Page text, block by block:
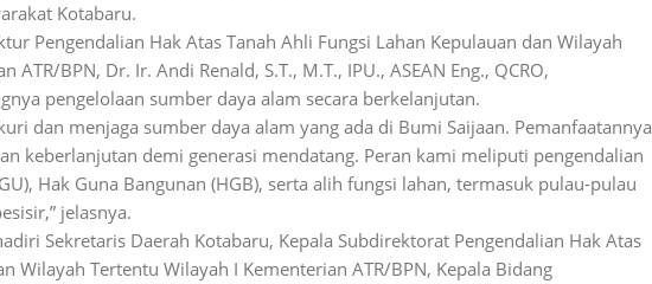
Kotabaru.
Pengendalian Hak Atas Tanah Ahli Fungsi Lahan Kepulauan dan Wilayah
ATR/BPN, Dr. Ir. Andi Renald, S.T., M.T., IPU., ASEAN Eng., QCRO,
pengelolaan sumber daya alam secara berkelanjutan.
dan menjaga sumber daya alam yang ada di Bumi Saijaan. Pemanfaatannya
keberlanjutan demi generasi mendatang. Peran kami meliputi pengendalian
Hak Guna Bangunan (HGB), serta alih fungsi lahan, termasuk pulau-pulau
jelasnya.
Sekretaris Daerah Kotabaru, Kepala Subdirektorat Pengendalian Hak Atas
Wilayah Tertentu Wilayah I Kementerian ATR/BPN, Kepala Bidang